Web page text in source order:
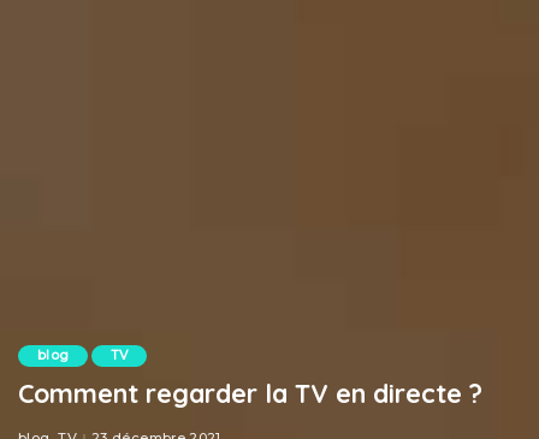
blog TV
Comment regarder la TV en directe ?